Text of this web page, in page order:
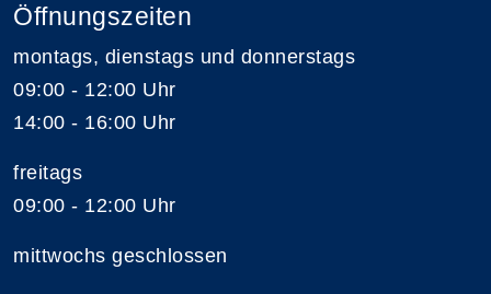
Öffnungszeiten
montags, dienstags und donnerstags
09:00 - 12:00 Uhr
14:00 - 16:00 Uhr
freitags
09:00 - 12:00 Uhr
mittwochs geschlossen